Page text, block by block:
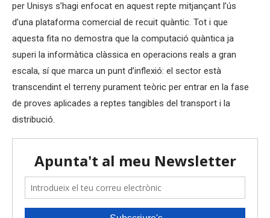
per Unisys s’hagi enfocat en aquest repte mitjançant l’ús
d’una plataforma comercial de recuit quàntic. Tot i que
aquesta fita no demostra que la computació quàntica ja
superi la informàtica clàssica en operacions reals a gran
escala, sí que marca un punt d’inflexió: el sector està
transcendint el terreny purament teòric per entrar en la fase
de proves aplicades a reptes tangibles del transport i la
distribució.